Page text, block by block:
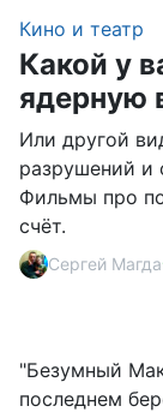
Кино и театр
Какой у
ядерную
Или другой
разрушений и
Фильмы про
счёт.
Сергей Магда
"Безумный
последнем